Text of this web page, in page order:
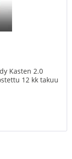
Kasten 2.0
12 kk takuu